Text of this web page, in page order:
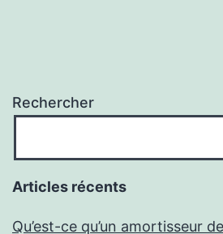
Rechercher
Articles récents
Qu’est-ce qu’un amortisseur